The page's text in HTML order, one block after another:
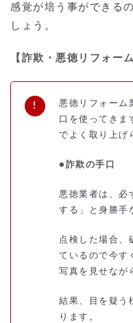
感覚が培う事ができる
しょう。
【詐欺・悪徳リフォー
悪徳リフォーム
口を使ってきま
でよく取り上げ
●詐欺の手口
悪徳業者は、必
する」と身勝手
点検した場合、
ているので今す
写真を見せなが
結果、目を疑う
ります。